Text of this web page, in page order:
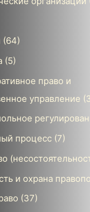
(64)
(5)
право и
управление
процесс (7)
и охрана
(37)